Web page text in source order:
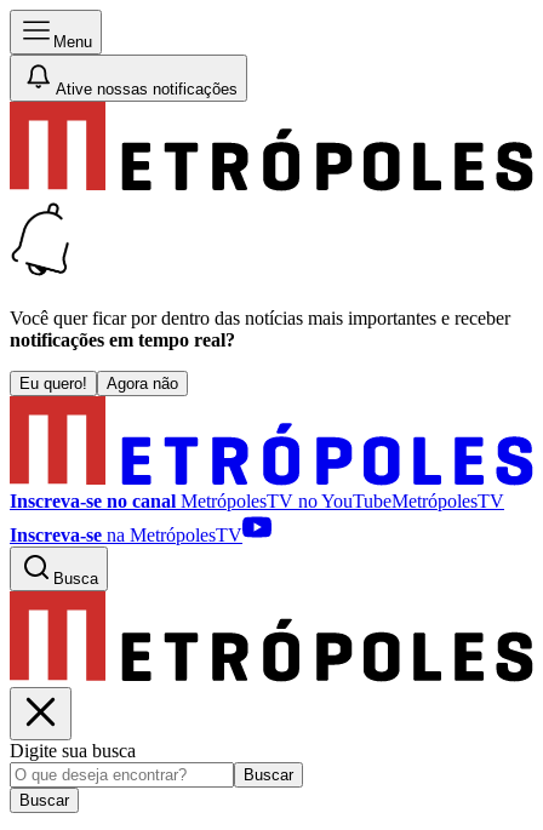
Menu
Ative nossas notificações
Você quer ficar por dentro das notícias mais importantes e receber
notificações em tempo real?
Eu quero! Agora não
Inscreva-se no canal MetrópolesTV noYouTubeMetrópolesTV
Inscreva-se na MetrópolesTV
Busca
Digite sua busca
Buscar
Buscar